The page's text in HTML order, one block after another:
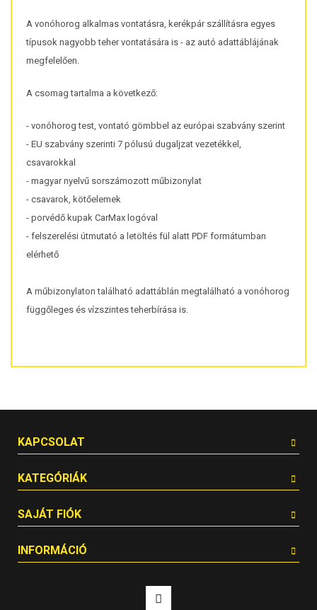
A vonóhorog alkalmas vontatásra, kerékpár szállításra egyes
típusok nagyobb teher vontatására is - az autó adattáblájának
megfelelően.
A csomag tartalma a következő:
- vonóhorog test, vontató gömbbel az európai szabvány szerint
- EU szabvány szerinti 7 pólusú dugaljzat vezetékkel,
csavarokkal
- magyar nyelvű sorszámozott műbizonylat
- csavarok, kötőelemek
- porvédő kupak CarMax logóval
- felszerelési útmutató a letöltés fül alatt PDF formátumban
elérhető
A műbizonylaton található adattáblán megtalálható a vonóhorog
függőleges és vízszintes teherbírása is.
KAPCSOLAT
KATEGÓRIÁK
SAJÁT FIÓK
INFORMÁCIÓ